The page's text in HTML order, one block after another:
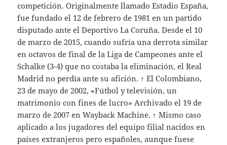
competición. Originalmente llamado Estadio España,
fue fundado el 12 de febrero de 1981 en un partido
disputado ante el Deportivo La Coruña. Desde el 10
de marzo de 2015, cuando sufría una derrota similar
en octavos de final de la Liga de Campeones ante el
Schalke (3-4) que no costaba la eliminación, el Real
Madrid no perdía ante su afición. ↑ El Colombiano,
23 de mayo de 2002, «Fútbol y televisión, un
matrimonio con fines de lucro» Archivado el 19 de
marzo de 2007 en Wayback Machine. ↑ Mismo caso
aplicado a los jugadores del equipo filial nacidos en
países extranjeros pero españoles, aunque fuese